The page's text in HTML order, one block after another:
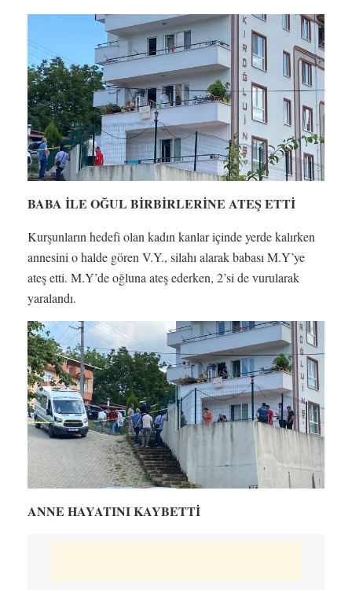
BABA İLE OĞUL BİRBİRLERİNE ATEŞ ETTİ
Kurşunların hedefi olan kadın kanlar içinde yerde kalırken
annesini o halde gören V.Y., silahı alarak babası M.Y’ye
ateş etti. M.Y’de oğluna ateş ederken, 2’si de vurularak
yaralandı.
ANNE HAYATINI KAYBETTİ